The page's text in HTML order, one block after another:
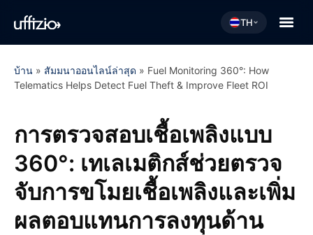
TH
บ้าน » สัมมนาออนไลน์ล่าสุด » Fuel Monitoring 360°: How
Telematics Helps Detect Fuel Theft & Improve Fleet ROI
การตรวจสอบเชื้อเพลิงแบบ
360°: เทเลเมติกส์ช่วยตรวจ
จับการขโมยเชื้อเพลิงและเพิ่ม
ผลตอบแทนการลงทุนด้าน